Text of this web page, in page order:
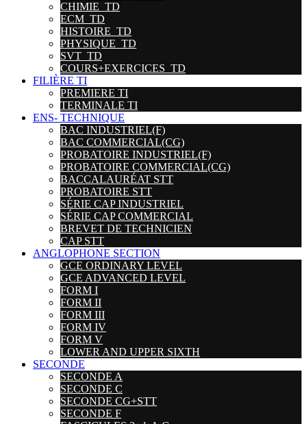
CHIMIE_TD
ECM_TD
HISTOIRE_TD
PHYSIQUE_TD
SVT_TD
COURS+EXERCICES_TD
FILIÈRE TI
PREMIERE TI
TERMINALE TI
ENS- TECHNIQUE
BAC INDUSTRIEL(F)
BAC COMMERCIAL(CG)
PROBATOIRE INDUSTRIEL(F)
PROBATOIRE COMMERCIAL(CG)
BACCALAURÉAT STT
PROBATOIRE STT
SÉRIE CAP INDUSTRIEL
SÉRIE CAP COMMERCIAL
BREVET DE TECHNICIEN
CAP STT
ANGLOPHONE SECTION
GCE ORDINARY LEVEL
GCE ADVANCED LEVEL
FORM I
FORM II
FORM III
FORM IV
FORM V
LOWER AND UPPER SIXTH
SECONDE
SECONDE A
SECONDE C
SECONDE CG+STT
SECONDE F